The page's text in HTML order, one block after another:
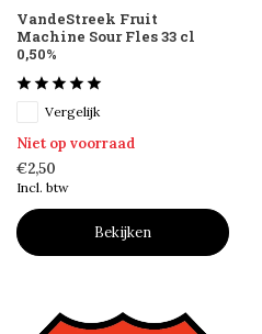
VandeStreek Fruit
Machine Sour Fles 33 cl
0,50%
Vergelijk
Niet op voorraad
€2,50
Incl. btw
Bekijken